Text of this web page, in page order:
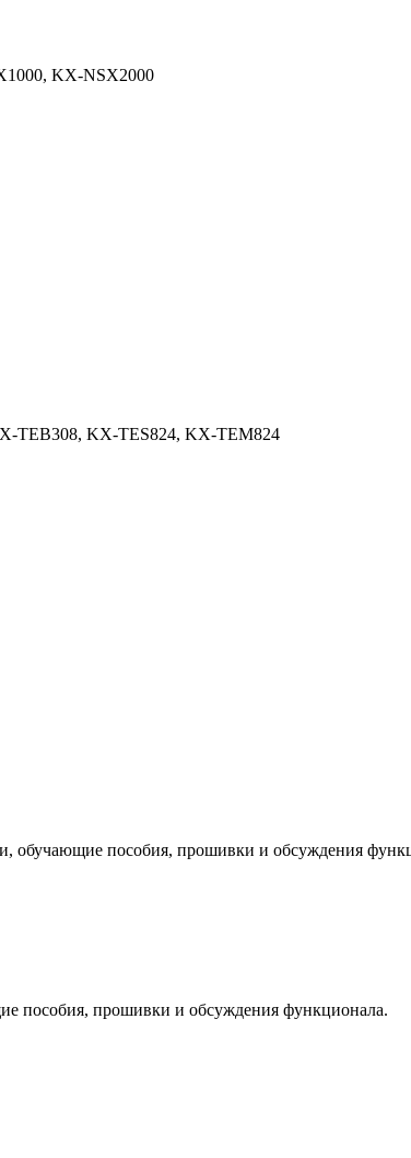
KX-NSX2000
TEB308, KX-TES824, KX-TEM824
обучающие пособия, прошивки и обсуждения
пособия, прошивки и обсуждения функционала.